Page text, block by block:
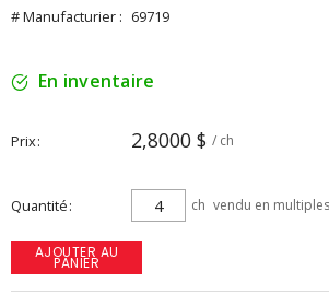
# Manufacturier : 69719
En inventaire
Prix 2,8000 $ / ch
Quantité ch vendu en
AJOUTER AU
PANIER